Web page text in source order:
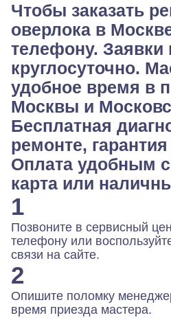
Чтобы заказать
оверлока в
телефону.
круглосуточно.
удобное время в
Москвы и
Бесплатная
ремонте,
Оплата удобным
карта или
1
Позвоните в сервисный
телефону или
связи на сайте.
2
Опишите поломку
время приезда мастера.